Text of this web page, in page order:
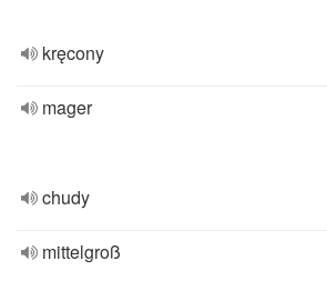
kręcony
mager
chudy
mittelgroß